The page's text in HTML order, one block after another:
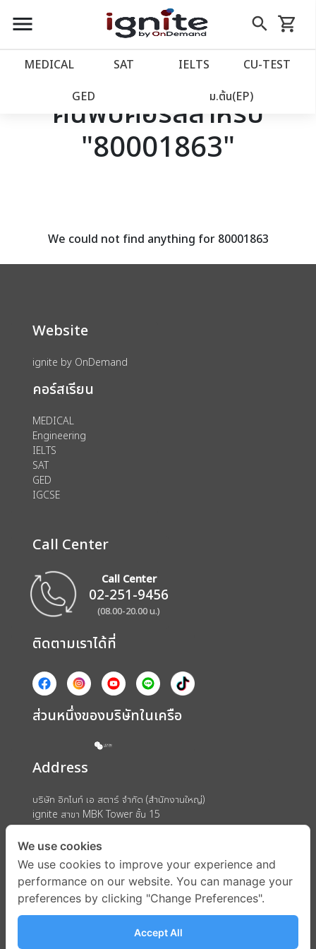
close
account_balance หน้าแรก
เว็บไซต์อิกไนท์
โปรโมชั่น
assignment ลงทะเบียน
menu search
Skip
to
shopping_cart
รถเข็น
MEDICAL SAT IELTS CU‑TEST
GED ม.ต้น(EP)
ค้นพบคอร์สสำหรับ
"80001863"
We could not find anything for 80001863
Website
ignite by OnDemand
คอร์สเรียน
MEDICAL
Engineering
IELTS
SAT
GED
IGCSE
Call Center
Call Center
02-251-9456
(08.00-20.00 น.)
ติดตามเราได้ที่
ส่วนหนึ่งของบริษัทในเครือ
Address
บริษัท อิกไนท์ เอ สตาร์ จำกัด (สำนักงานใหญ่)
ignite สาขา MBK Tower ชั้น 15
ถนนพญาไท แขวงวังใหม่ เขตปทุมวัน กรุงเทพมหานคร 10330
We use cookies
We use cookies to improve your experience and
performance on our website. You can manage your
preferences by clicking "Change Preferences".
Accept All